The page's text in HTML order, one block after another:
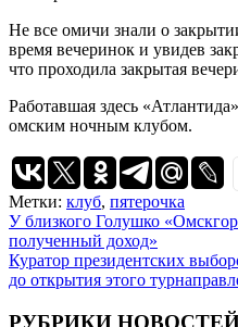
Не все омичи знали о
время вечеринок и увидев
что проходила закрытая
Работавшая здесь
омским ночным клубом.
Метки: клуб, пятерочка
Навигация
по
записям
У близкого Голушко
полученный доход»
Куратор президентских
до открытия этого
РУБРИКИ